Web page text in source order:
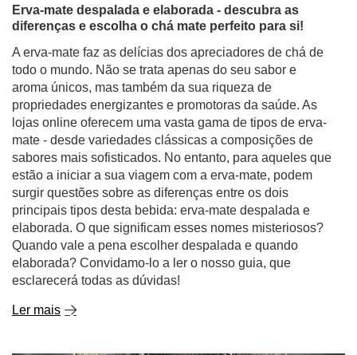
Erva-mate despalada e elaborada - descubra as
diferenças e escolha o chá mate perfeito para si!
A erva-mate faz as delícias dos apreciadores de chá de
todo o mundo. Não se trata apenas do seu sabor e
aroma únicos, mas também da sua riqueza de
propriedades energizantes e promotoras da saúde. As
lojas online oferecem uma vasta gama de tipos de erva-
mate - desde variedades clássicas a composições de
sabores mais sofisticados. No entanto, para aqueles que
estão a iniciar a sua viagem com a erva-mate, podem
surgir questões sobre as diferenças entre os dois
principais tipos desta bebida: erva-mate despalada e
elaborada. O que significam esses nomes misteriosos?
Quando vale a pena escolher despalada e quando
elaborada? Convidamo-lo a ler o nosso guia, que
esclarecerá todas as dúvidas!
Ler mais